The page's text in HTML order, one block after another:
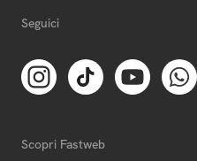
Seguici
Scopri Fastweb